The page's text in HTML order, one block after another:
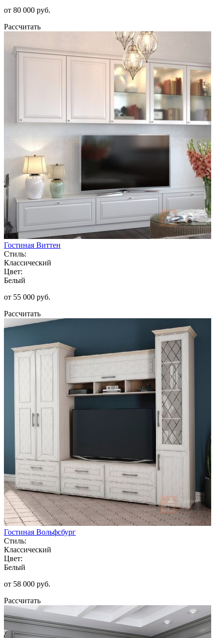
от 80 000 руб.
Рассчитать
Гостиная Виттен
Стиль:
Классический
Цвет:
Белый
от 55 000 руб.
Рассчитать
Гостиная Вольфсбург
Стиль:
Классический
Цвет:
Белый
от 58 000 руб.
Рассчитать